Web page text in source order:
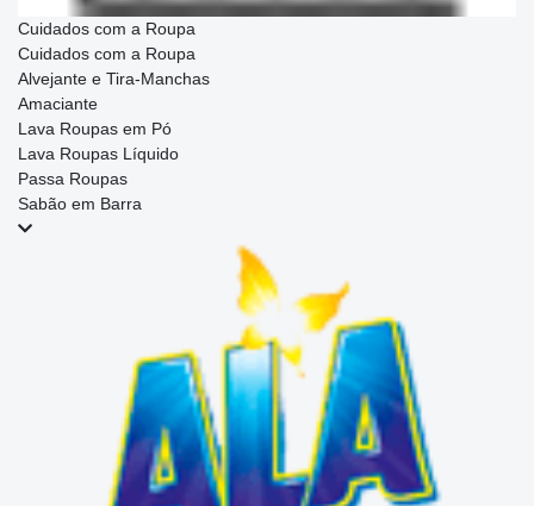
Cuidados com a Roupa
Cuidados com a Roupa
Alvejante e Tira-Manchas
Amaciante
Lava Roupas em Pó
Lava Roupas Líquido
Passa Roupas
Sabão em Barra